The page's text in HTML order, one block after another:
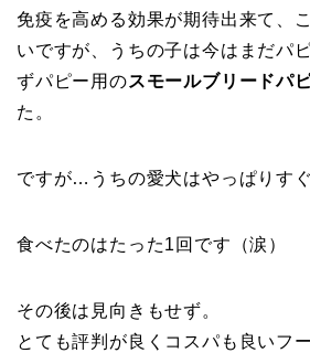
免疫を高める効果が期待出来て、
いですが、うちの子は今はまだパ
ずパピー用のスモールブリードパ
た。
ですが…うちの愛犬はやっぱりす
食べたのはたった1回です（涙）
その後は見向きもせず。
とても評判が良くコスパも良いフ